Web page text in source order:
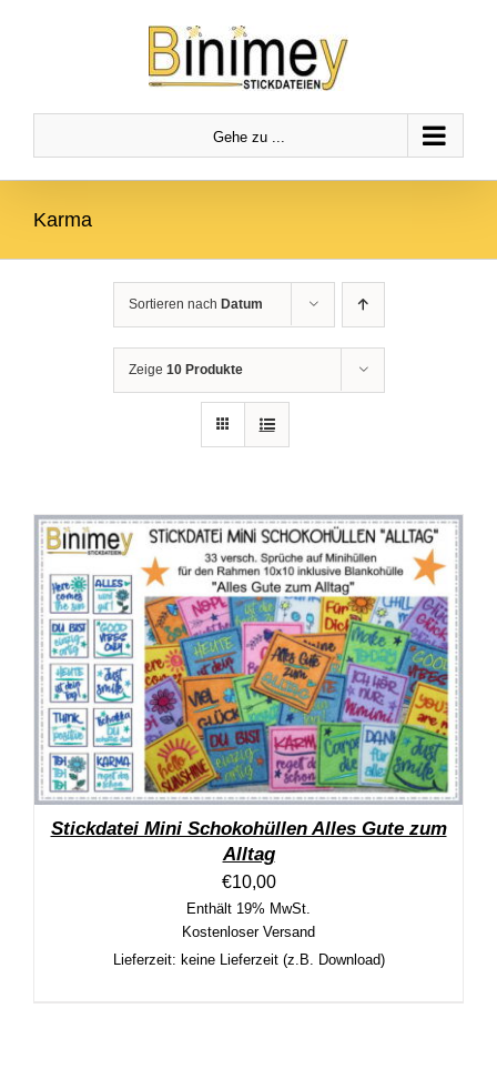
Gehe zu ...
Karma
Sortieren nach Datum
Zeige 10 Produkte
Stickdatei Mini Schokohüllen Alles Gute zum
Alltag
€10,00
Enthält 19% MwSt.
Kostenloser Versand
Lieferzeit: keine Lieferzeit (z.B. Download)